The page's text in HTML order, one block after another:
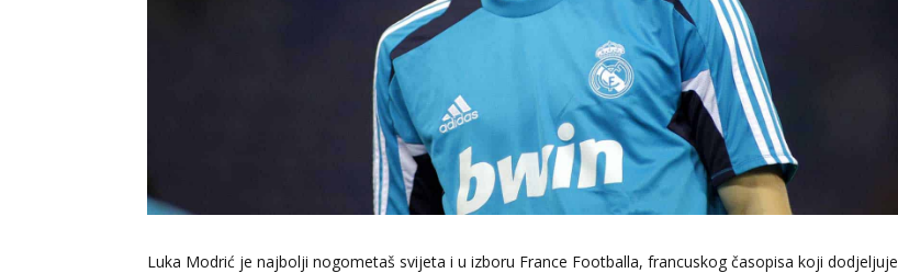
Luka Modrić je najbolji nogometaš svijeta i u izboru France Footballa, francuskog časopisa koji dodjeljuje